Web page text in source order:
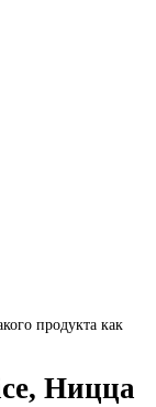
продукта как
Ницца